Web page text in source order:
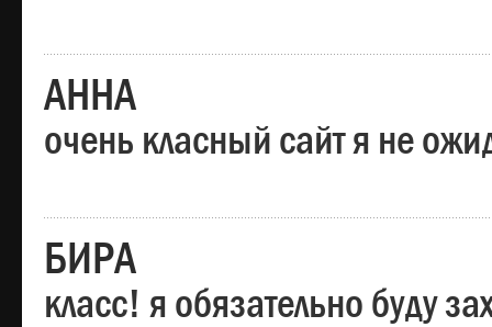
АННА
очень класный сайт я не
БИРА
класс! я обязательно буду